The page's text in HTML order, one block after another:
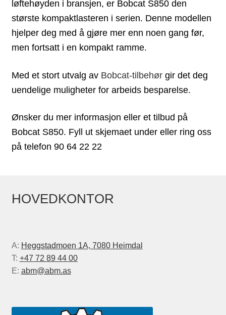
løftehøyden i bransjen, er Bobcat S850 den
største kompaktlasteren i serien. Denne modellen
hjelper deg med å gjøre mer enn noen gang før,
men fortsatt i en kompakt ramme.
Med et stort utvalg av Bobcat-tilbehørgir det deg
uendelige muligheter for arbeids besparelse.
Ønsker du mer informasjon eller et tilbud på
Bobcat S850. Fyll ut skjemaet under eller ring oss
på telefon 90 64 22 22
HOVEDKONTOR
A: Heggstadmoen 1A, 7080 Heimdal
T: +47 72 89 44 00
E: abm@abm.as